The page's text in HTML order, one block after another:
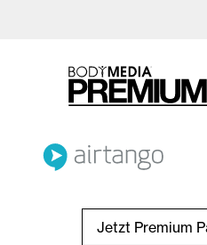
Jetzt Premium